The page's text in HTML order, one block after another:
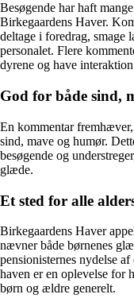
Besøgende har haft
Birkegaardens Haver.
deltage i foredrag, smage
personalet. Flere
dyrene og have
God for både sind,
En kommentar
sind, mave og humør.
besøgende og
glæde.
Et sted for alle
Birkegaardens Haver
nævner både børnenes
pensionisternes nydelse
haven er en oplevelse for
børn og ældre generelt.